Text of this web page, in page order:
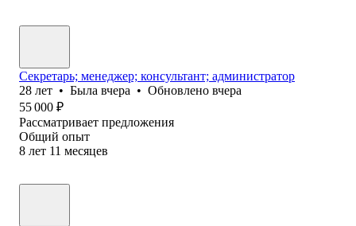
Секретарь; менеджер; консультант; администратор
28 лет • Была вчера • Обновлено вчера
55 000 ₽
Рассматривает предложения
Общий опыт
8 лет 11 месяцев